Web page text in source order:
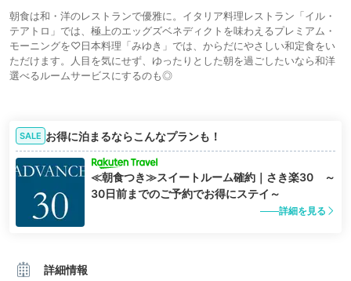
朝食は和・洋のレストランで優雅に。イタリア料理レストラン「イル・
テアトロ」では、極上のエッグズベネディクトを味わえるプレミアム・
モーニングを♡日本料理「みゆき」では、からだにやさしい和定食をい
ただけます。人目を気にせず、ゆったりとした朝を過ごしたいなら和洋
選べるルームサービスにするのも◎
SALE お得に泊まるならこんなプランも！
≪朝食つき≫スイートルーム確約｜さき楽30 ～
30日前までのご予約でお得にステイ～
詳細を見る
詳細情報